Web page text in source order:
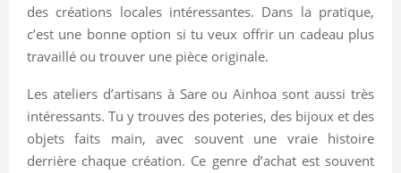
des créations locales intéressantes. Dans la pratique,
c’est une bonne option si tu veux offrir un cadeau plus
travaillé ou trouver une pièce originale.
Les ateliers d’artisans à Sare ou Ainhoa sont aussi très
intéressants. Tu y trouves des poteries, des bijoux et des
objets faits main, avec souvent une vraie histoire
derrière chaque création. Ce genre d’achat est souvent